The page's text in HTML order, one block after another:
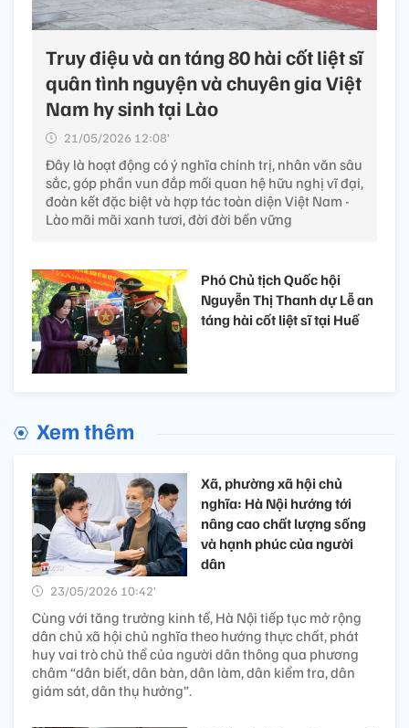
Truy điệu và an táng 80 hài cốt liệt sĩ
quân tình nguyện và chuyên gia Việt
Nam hy sinh tại Lào
21/05/2026 12:08’
Đây là hoạt động có ý nghĩa chính trị, nhân văn sâu
sắc, góp phần vun đắp mối quan hệ hữu nghị vĩ đại,
đoàn kết đặc biệt và hợp tác toàn diện Việt Nam -
Lào mãi mãi xanh tươi, đời đời bền vững
Phó Chủ tịch Quốc hội
Nguyễn Thị Thanh dự Lễ an
táng hài cốt liệt sĩ tại Huế
Xem thêm
Xã, phường xã hội chủ
nghĩa: Hà Nội hướng tới
nâng cao chất lượng sống
và hạnh phúc của người
dân
23/05/2026 10:42’
Cùng với tăng trưởng kinh tế, Hà Nội tiếp tục mở rộng
dân chủ xã hội chủ nghĩa theo hướng thực chất, phát
huy vai trò chủ thể của người dân thông qua phương
châm “dân biết, dân bàn, dân làm, dân kiểm tra, dân
giám sát, dân thụ hưởng”.